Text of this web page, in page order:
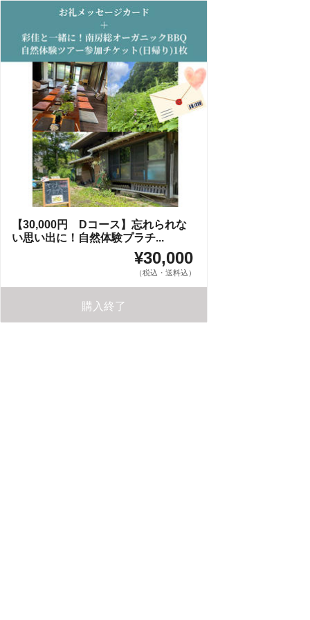
【30,000円 Dコース】忘れられな
い思い出に！自然体験プラチ...
¥30,000
（税込・送料込）
購入終了